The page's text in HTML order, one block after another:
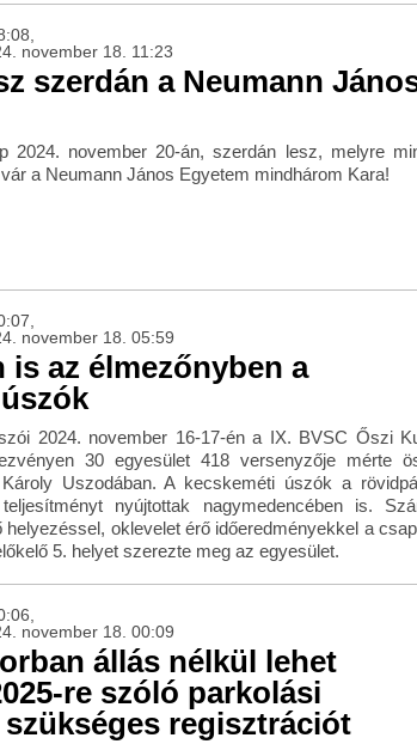
november 18. 11:23
szerdán a Neumann
2024. november 20-án, szerdán lesz, melyre
a Neumann János Egyetem mindhárom Kara!
november 18. 05:59
is az élmezőnyben a
2024. november 16-17-én a IX. BVSC Őszi
30 egyesület 418 versenyzője mérte
Uszodában. A kecskeméti úszók a
nyújtottak nagymedencében is.
oklevelet érő időeredményekkel a
5. helyet szerezte meg az egyesület.
november 18. 00:09
állás nélkül lehet
re szóló parkolási
regisztrációt